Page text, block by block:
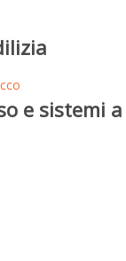
e sistemi a